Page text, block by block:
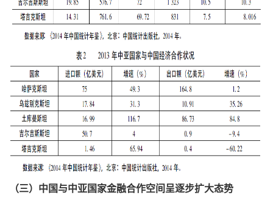
（三）中国与中亚国家金融合作空间呈逐步扩大态势